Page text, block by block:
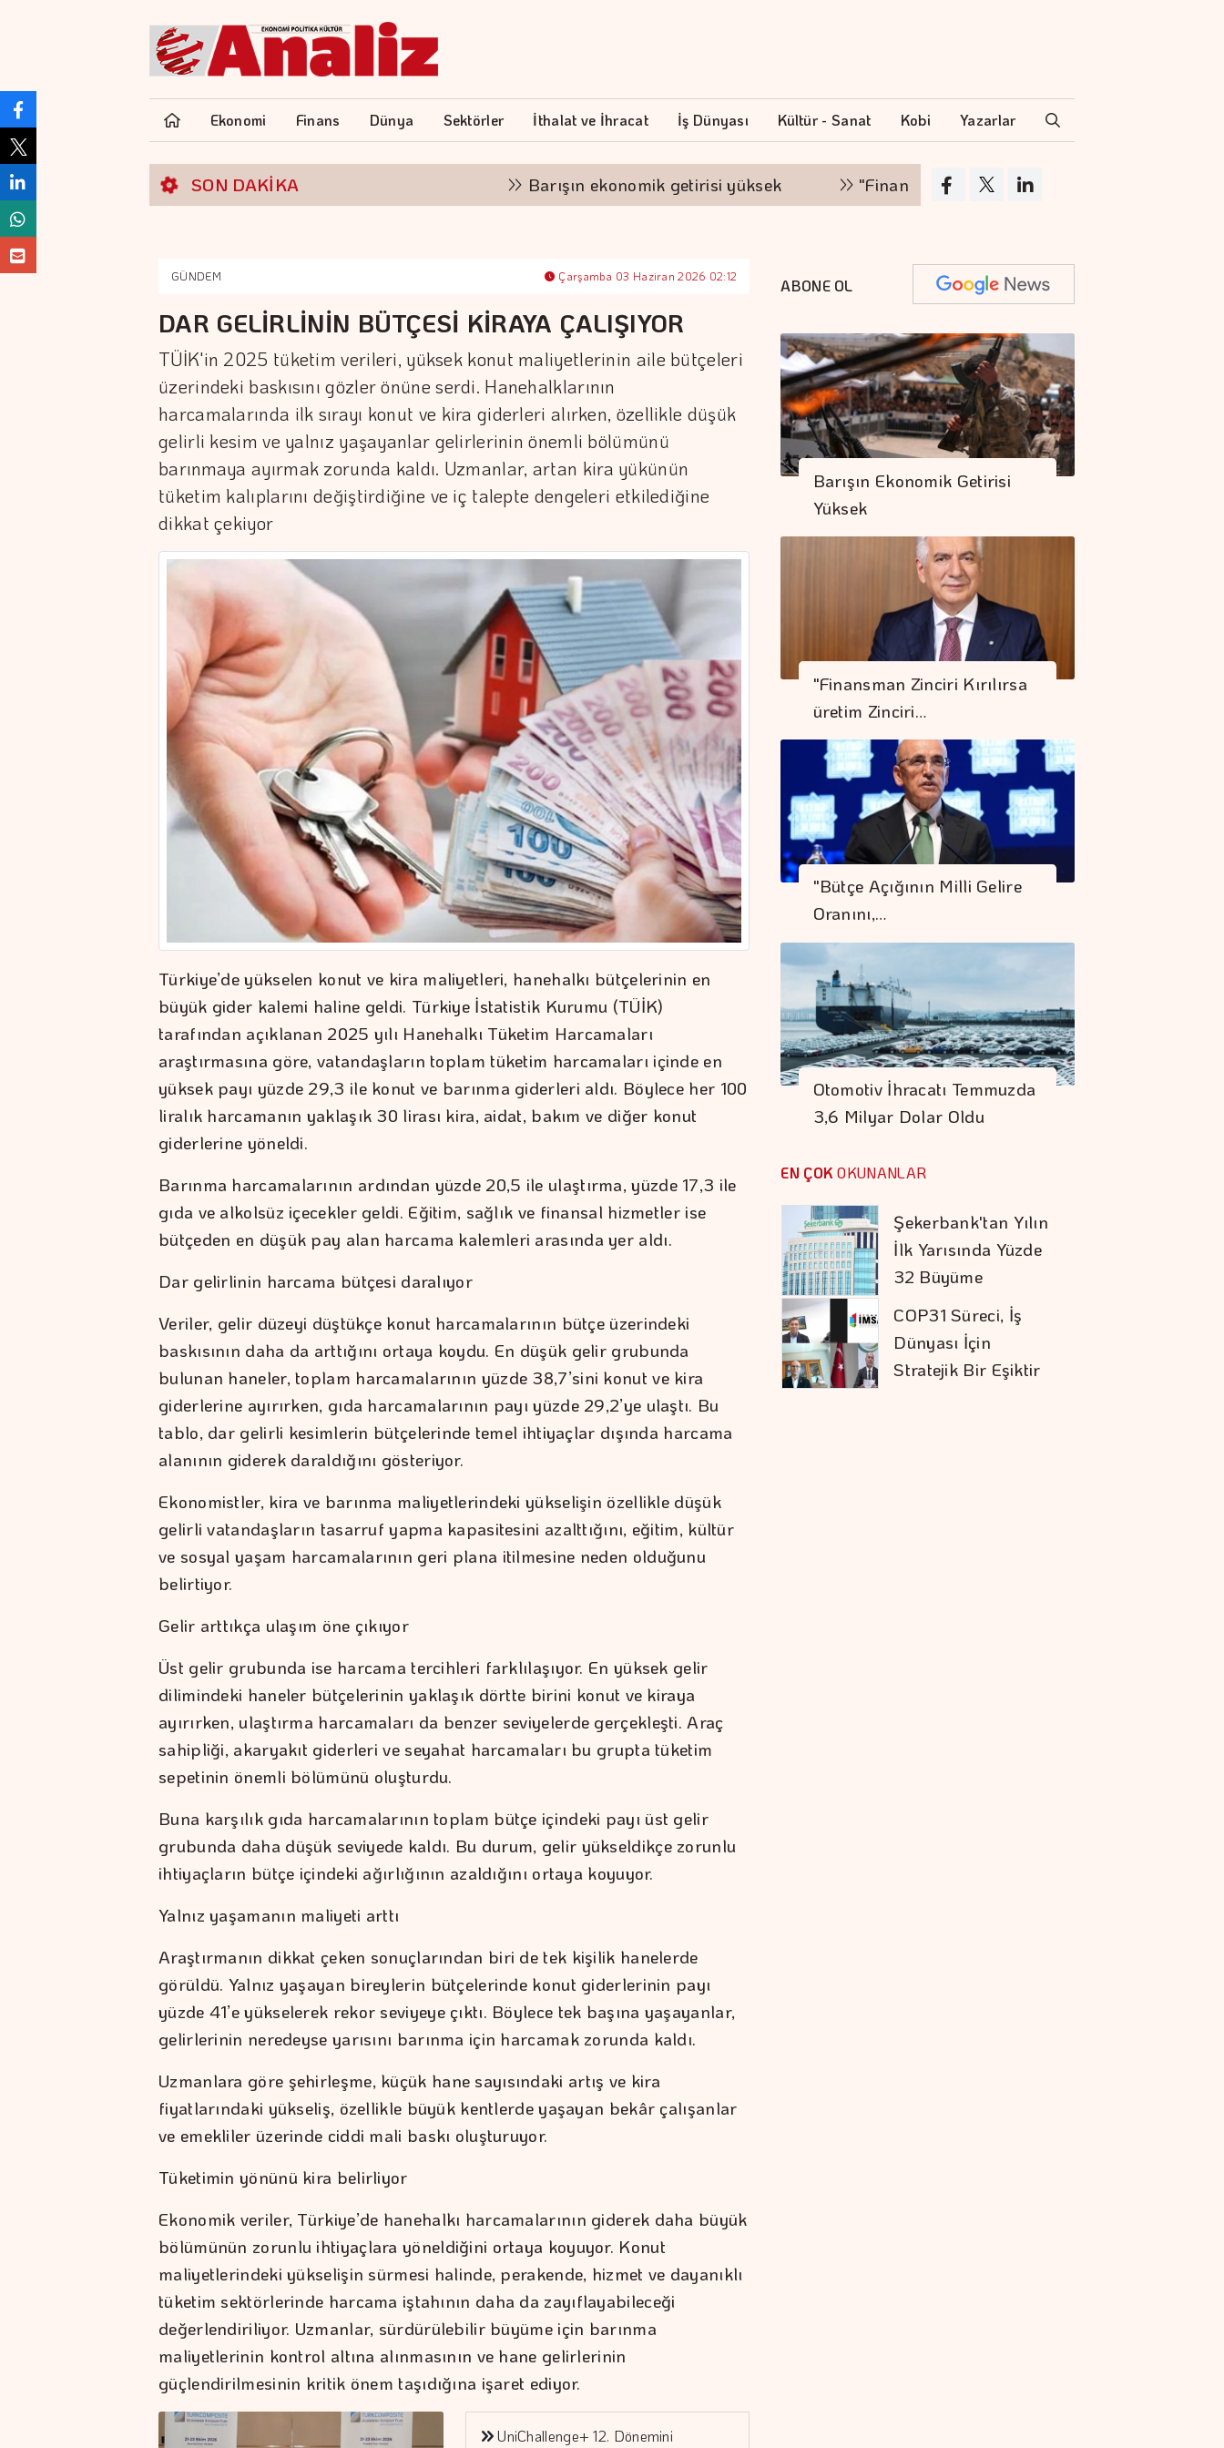
Ekonomi Finans Dünya Sektörler İthalat ve İhracat İş Dünyası Kültür - Sanat Kobi Yazarlar
SON DAKİKA Barışın ekonomik getirisi yüksek "Finansman zinciri kırılırsa üretim zinciri de durur"
GÜNDEM Çarşamba 03 Haziran 2026 02:12
DAR GELİRLİNİN BÜTÇESİ KİRAYA ÇALIŞIYOR
TÜİK'in 2025 tüketim verileri, yüksek konut maliyetlerinin aile bütçeleri
üzerindeki baskısını gözler önüne serdi. Hanehalklarının
harcamalarında ilk sırayı konut ve kira giderleri alırken, özellikle düşük
gelirli kesim ve yalnız yaşayanlar gelirlerinin önemli bölümünü
barınmaya ayırmak zorunda kaldı. Uzmanlar, artan kira yükünün
tüketim kalıplarını değiştirdiğine ve iç talepte dengeleri etkilediğine
dikkat çekiyor
Türkiye’de yükselen konut ve kira maliyetleri, hanehalkı bütçelerinin en
büyük gider kalemi haline geldi. Türkiye İstatistik Kurumu (TÜİK)
tarafından açıklanan 2025 yılı Hanehalkı Tüketim Harcamaları
araştırmasına göre, vatandaşların toplam tüketim harcamaları içinde en
yüksek payı yüzde 29,3 ile konut ve barınma giderleri aldı. Böylece her 100
liralık harcamanın yaklaşık 30 lirası kira, aidat, bakım ve diğer konut
giderlerine yöneldi.
Barınma harcamalarının ardından yüzde 20,5 ile ulaştırma, yüzde 17,3 ile
gıda ve alkolsüz içecekler geldi. Eğitim, sağlık ve finansal hizmetler ise
bütçeden en düşük pay alan harcama kalemleri arasında yer aldı.
Dar gelirlinin harcama bütçesi daralıyor
Veriler, gelir düzeyi düştükçe konut harcamalarının bütçe üzerindeki
baskısının daha da arttığını ortaya koydu. En düşük gelir grubunda
bulunan haneler, toplam harcamalarının yüzde 38,7’sini konut ve kira
giderlerine ayırırken, gıda harcamalarının payı yüzde 29,2’ye ulaştı. Bu
tablo, dar gelirli kesimlerin bütçelerinde temel ihtiyaçlar dışında harcama
alanının giderek daraldığını gösteriyor.
Ekonomistler, kira ve barınma maliyetlerindeki yükselişin özellikle düşük
gelirli vatandaşların tasarruf yapma kapasitesini azalttığını, eğitim, kültür
ve sosyal yaşam harcamalarının geri plana itilmesine neden olduğunu
belirtiyor.
Gelir arttıkça ulaşım öne çıkıyor
Üst gelir grubunda ise harcama tercihleri farklılaşıyor. En yüksek gelir
dilimindeki haneler bütçelerinin yaklaşık dörtte birini konut ve kiraya
ayırırken, ulaştırma harcamaları da benzer seviyelerde gerçekleşti. Araç
sahipliği, akaryakıt giderleri ve seyahat harcamaları bu grupta tüketim
sepetinin önemli bölümünü oluşturdu.
Buna karşılık gıda harcamalarının toplam bütçe içindeki payı üst gelir
grubunda daha düşük seviyede kaldı. Bu durum, gelir yükseldikçe zorunlu
ihtiyaçların bütçe içindeki ağırlığının azaldığını ortaya koyuyor.
Yalnız yaşamanın maliyeti arttı
Araştırmanın dikkat çeken sonuçlarından biri de tek kişilik hanelerde
görüldü. Yalnız yaşayan bireylerin bütçelerinde konut giderlerinin payı
yüzde 41’e yükselerek rekor seviyeye çıktı. Böylece tek başına yaşayanlar,
gelirlerinin neredeyse yarısını barınma için harcamak zorunda kaldı.
Uzmanlara göre şehirleşme, küçük hane sayısındaki artış ve kira
fiyatlarındaki yükseliş, özellikle büyük kentlerde yaşayan bekâr çalışanlar
ve emekliler üzerinde ciddi mali baskı oluşturuyor.
Tüketimin yönünü kira belirliyor
Ekonomik veriler, Türkiye’de hanehalkı harcamalarının giderek daha büyük
bölümünün zorunlu ihtiyaçlara yöneldiğini ortaya koyuyor. Konut
maliyetlerindeki yükselişin sürmesi halinde, perakende, hizmet ve dayanıklı
tüketim sektörlerinde harcama iştahının daha da zayıflayabileceği
değerlendiriliyor. Uzmanlar, sürdürülebilir büyüme için barınma
maliyetlerinin kontrol altına alınmasının ve hane gelirlerinin
güçlendirilmesinin kritik önem taşıdığına işaret ediyor.
UniChallenge+ 12. Dönemini
ABONE OL
Barışın Ekonomik Getirisi
Yüksek
"Finansman Zinciri Kırılırsa
üretim Zinciri…
"Bütçe Açığının Milli Gelire
Oranını,…
Otomotiv İhracatı Temmuzda
3,6 Milyar Dolar Oldu
EN ÇOK OKUNANLAR
Rezervler 1 Milyar
842 Milyon Dolar
Yurt Dışında
Milyon Dolarlık
Hisse Senedi Aldı
İstanbul Kruvaziyer
Turizminde 1 Milyon
Yolcu Hedefine
İlerliyor
Koç Holding 1,7
Kombine Yatırım
Yaptı
Şekerbank'tan Yılın
İlk Yarısında Yüzde
32 Büyüme
COP31 Süreci, İş
Dünyası İçin
Stratejik Bir Eşiktir